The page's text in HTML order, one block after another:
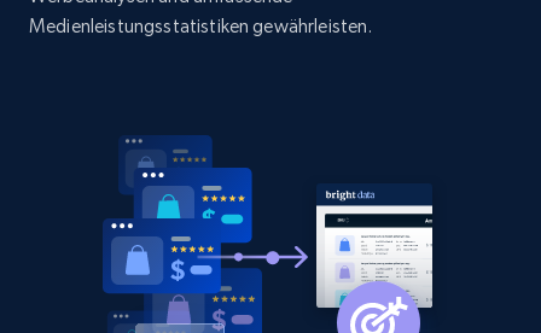
Title, Seller name, Brand, Description, Initial
price, Currency, Availability, Reviews count, and
more.
2.1K+ 375+ Jetzt anfangen
Medienleistungsstatistiken gewährleisten.